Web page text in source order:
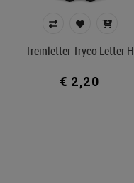
Treinletter Tryco Letter H
€ 2,20